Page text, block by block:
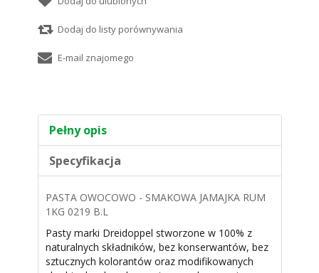
Pełny opis
Specyfikacja
PASTA OWOCOWO - SMAKOWA JAMAJKA RUM
1KG 0219 B.L
Pasty marki Dreidoppel stworzone w 100% z
naturalnych składników, bez konserwantów, bez
sztucznych kolorantów oraz modifikowanych